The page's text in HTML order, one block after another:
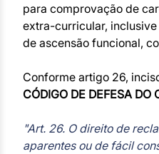
para comprovação de
extra-curricular,
de ascensão funcional,
Conforme artigo 26,
CÓDIGO DE DEFESA DO
"Art. 26. O direito de
aparentes ou de fácil